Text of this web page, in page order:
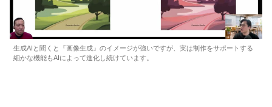
生成AIと聞くと『画像生成』のイメージが強いですが、実は制作をサポートする
細かな機能もAIによって進化し続けています。